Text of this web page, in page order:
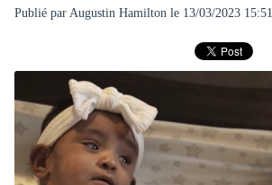
Publié par Augustin Hamilton le 13/03/2023 15:51